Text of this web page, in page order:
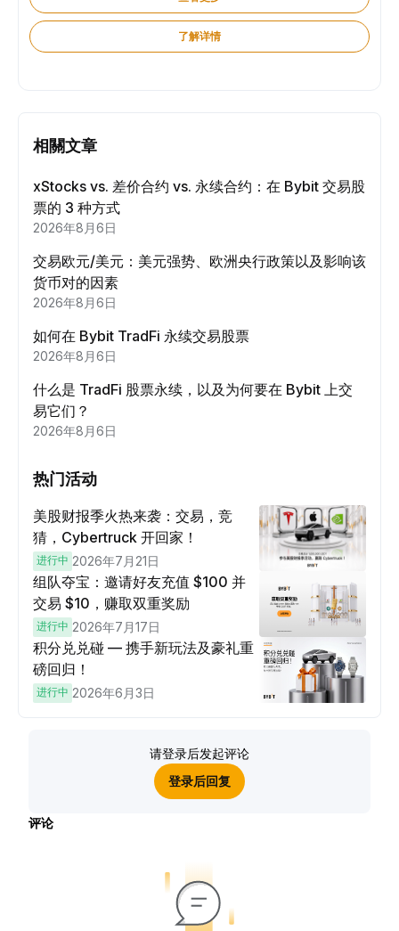
了解详情
相關文章
xStocks vs. 差价合约 vs. 永续合约：在 Bybit 交易股
票的 3 种方式
2026年8月6日
交易欧元/美元：美元强势、欧洲央行政策以及影响该
货币对的因素
2026年8月6日
如何在 Bybit TradFi 永续交易股票
2026年8月6日
什么是 TradFi 股票永续，以及为何要在 Bybit 上交
易它们？
2026年8月6日
热门活动
美股财报季火热来袭：交易，竞
猜，Cybertruck 开回家！
进行中 2026年7月21日
组队夺宝：邀请好友充值 $100 并
交易 $10，赚取双重奖励
进行中 2026年7月17日
积分兑兑碰 — 携手新玩法及豪礼重
磅回归！
进行中 2026年6月3日
请登录后发起评论
登录后回复
评论